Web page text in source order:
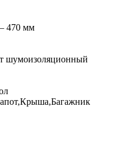
470 мм
шумоизоляционный